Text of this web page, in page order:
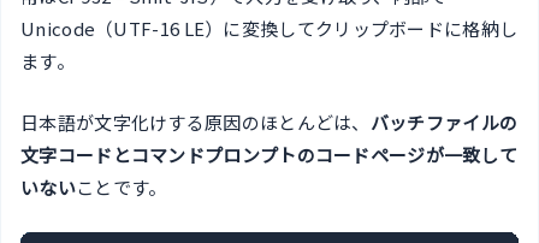
Unicode（UTF-16 LE）に変換してクリップボードに格納し
ます。
日本語が文字化けする原因のほとんどは、 バッチファイルの
文字コードとコマンドプロンプトのコードページが一致して
いないことです。